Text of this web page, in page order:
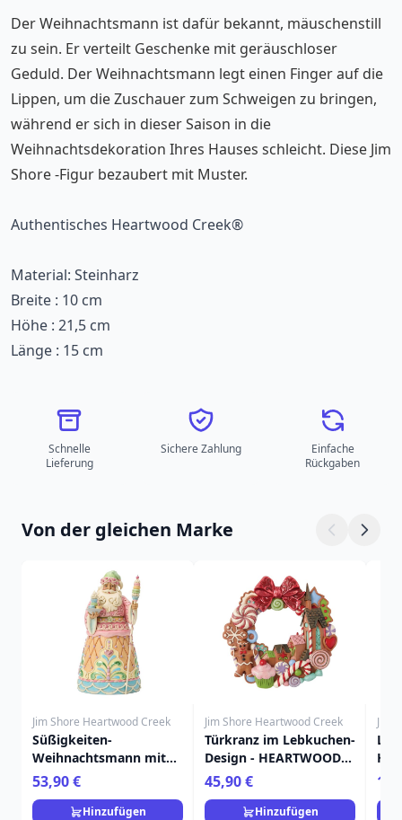
Der Weihnachtsmann ist dafür bekannt, mäuschenstill
zu sein. Er verteilt Geschenke mit geräuschloser
Geduld. Der Weihnachtsmann legt einen Finger auf die
Lippen, um die Zuschauer zum Schweigen zu bringen,
während er sich in dieser Saison in die
Weihnachtsdekoration Ihres Hauses schleicht. Diese Jim
Shore -Figur bezaubert mit Muster.
Authentisches Heartwood Creek®
Material: Steinharz
Breite : 10 cm
Höhe : 21,5 cm
Länge : 15 cm
Schnelle
Lieferung
Sichere Zahlung
Einfache
Rückgaben
Von der gleichen Marke
Jim Shore Heartwood Creek
Süßigkeiten-
Weihnachtsmann mit
Macaron - Heartwood
Creek
53,90 €
Hinzufügen
Jim Shore Heartwood Creek
Türkranz im Lebkuchen-
Design - HEARTWOOD
CREEK
45,90 €
Hinzufügen
Jim